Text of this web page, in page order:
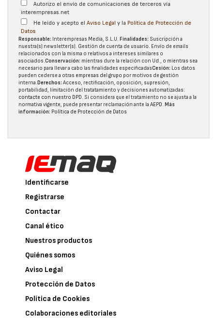
Autorizo el envío de comunicaciones de terceros vía
interempresas.net
He leído y acepto el Aviso Legal y la Política de Protección de
Datos
Responsable: Interempresas Media, S.L.U. Finalidades: Suscripción a
nuestra(s) newsletter(s). Gestión de cuenta de usuario. Envío de emails
relacionados con la misma o relativos a intereses similares o
asociados.Conservación: mientras dure la relación con Ud., o mientras sea
necesario para llevar a cabo las finalidades especificadasCesión: Los datos
pueden cederse a otras empresas del grupo por motivos de gestión
interna.Derechos: Acceso, rectificación, oposición, supresión,
portabilidad, limitación del tratatamiento y decisiones automatizadas:
contacte con nuestro DPD. Si considera que el tratamiento no se ajusta a la
normativa vigente, puede presentar reclamación ante la AEPD. Más
información: Política de Protección de Datos
Identificarse
Registrarse
Contactar
Canal ético
Nuestros productos
Quiénes somos
Aviso Legal
Protección de Datos
Política de Cookies
Colaboraciones editoriales